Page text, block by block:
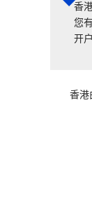
香
您
开
香港